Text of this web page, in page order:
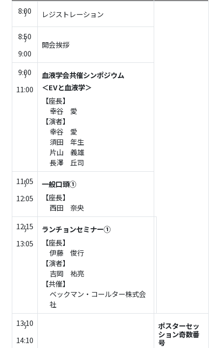
8:00
～ レジストレーション
8:50
～
9:00
開会挨拶
9:00
～
11:00
血液学会共催シンポジウム
＜EVと血液学＞
【座長】
幸谷 愛
【演者】
幸谷 愛
須田 年生
片山 義雄
長澤 丘司
11:05
～
12:05
一般口頭①
【座長】
西田 奈央
12:15
～
13:05
ランチョンセミナー①
【座長】
伊藤 俊行
【演者】
吉岡 祐亮
【共催】
ベックマン・コールター株式会
社
13:10
～
14:10
ポスターセッ
ション奇数番
号